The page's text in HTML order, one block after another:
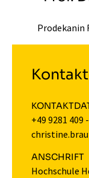
Prodekanin
+49 9281 409
ANSCHRIFT
Hochschule